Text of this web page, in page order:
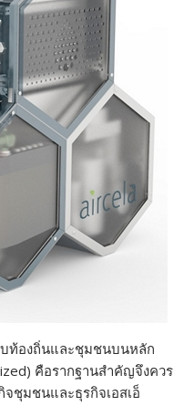
ท้องถิ่นและชุมชนบนหลัก
คือรากฐานสำคัญจึงควร
จชุมชนและธุรกิจเอสเอ็